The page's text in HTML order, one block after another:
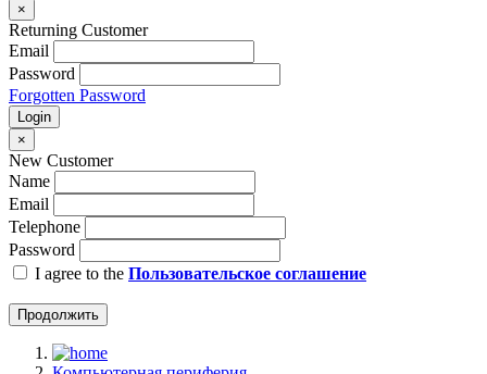
×
Returning Customer
Email
Password
Forgotten Password
Login
×
New Customer
Name
Email
Telephone
Password
I agree to the Пользовательское соглашение
Продолжить